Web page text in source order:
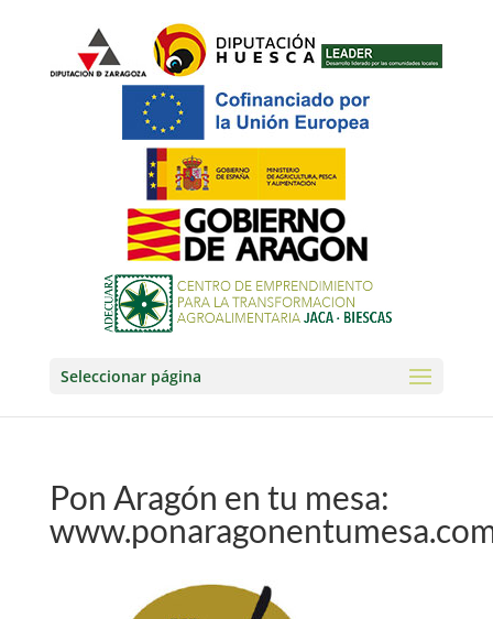
Seleccionar página
Pon Aragón en tu mesa: